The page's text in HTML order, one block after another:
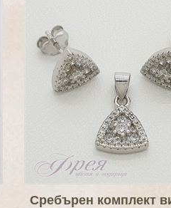
Сребърен комплект